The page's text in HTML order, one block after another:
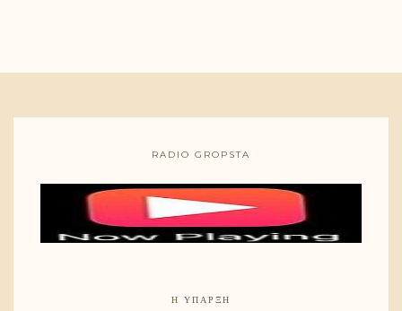
RADIO GROPSTA
Η ΎΠΑΡΞΗ